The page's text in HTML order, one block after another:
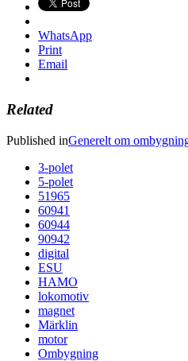
WhatsApp
Print
Email
Related
Published inGenerelt om
3-polet
5-polet
51965
60941
60944
90942
digital
ESU
HAMO
lokomotiv
magnet
Märklin
motor
Ombygning